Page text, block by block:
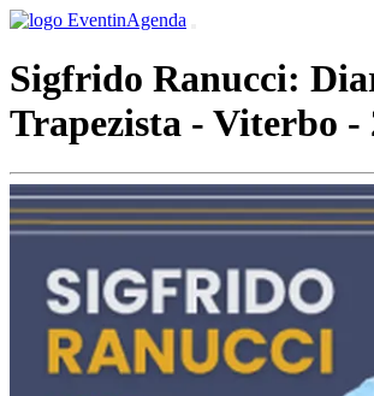
Sigfrido Ranucci:
Trapezista - Viterbo -